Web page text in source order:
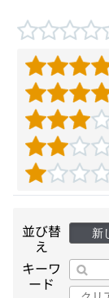
並び替
え
新
キーワ
ード